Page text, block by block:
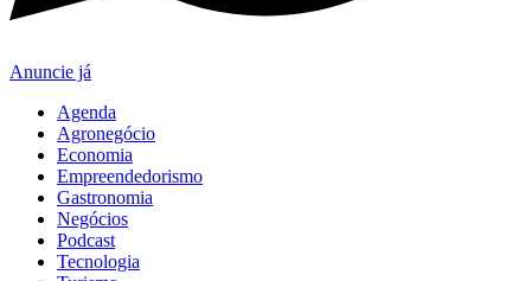
Anuncie já
Agenda
Agronegócio
Economia
Empreendedorismo
Gastronomia
Negócios
Podcast
Tecnologia